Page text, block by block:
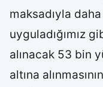
maksadıyla
uyguladığımız
alınacak 53 bin
altına